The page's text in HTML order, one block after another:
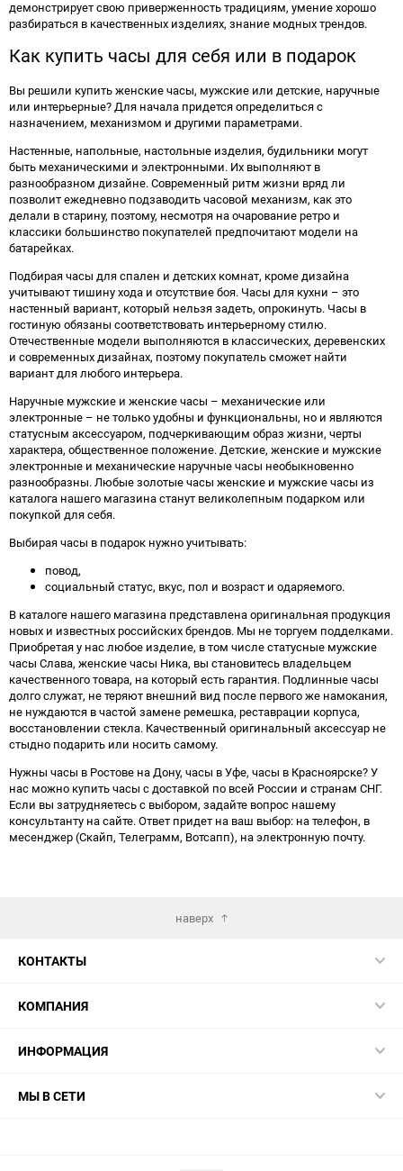
демонстрирует свою приверженность традициям, умение хорошо
разбираться в качественных изделиях, знание модных трендов.
Как купить часы для себя или в подарок
Вы решили купить женские часы, мужские или детские, наручные
или интерьерные? Для начала придется определиться с
назначением, механизмом и другими параметрами.
Настенные, напольные, настольные изделия, будильники могут
быть механическими и электронными. Их выполняют в
разнообразном дизайне. Современный ритм жизни вряд ли
позволит ежедневно подзаводить часовой механизм, как это
делали в старину, поэтому, несмотря на очарование ретро и
классики большинство покупателей предпочитают модели на
батарейках.
Подбирая часы для спален и детских комнат, кроме дизайна
учитывают тишину хода и отсутствие боя. Часы для кухни – это
настенный вариант, который нельзя задеть, опрокинуть. Часы в
гостиную обязаны соответствовать интерьерному стилю.
Отечественные модели выполняются в классических, деревенских
и современных дизайнах, поэтому покупатель сможет найти
вариант для любого интерьера.
Наручные мужские и женские часы – механические или
электронные – не только удобны и функциональны, но и являются
статусным аксессуаром, подчеркивающим образ жизни, черты
характера, общественное положение. Детские, женские и мужские
электронные и механические наручные часы необыкновенно
разнообразны. Любые золотые часы женские и мужские часы из
каталога нашего магазина станут великолепным подарком или
покупкой для себя.
Выбирая часы в подарок нужно учитывать:
повод,
социальный статус, вкус, пол и возраст и одаряемого.
В каталоге нашего магазина представлена оригинальная продукция
новых и известных российских брендов. Мы не торгуем подделками.
Приобретая у нас любое изделие, в том числе статусные мужские
часы Слава, женские часы Ника, вы становитесь владельцем
качественного товара, на который есть гарантия. Подлинные часы
долго служат, не теряют внешний вид после первого же намокания,
не нуждаются в частой замене ремешка, реставрации корпуса,
восстановлении стекла. Качественный оригинальный аксессуар не
стыдно подарить или носить самому.
Нужны часы в Ростове на Дону, часы в Уфе, часы в Красноярске? У
нас можно купить часы с доставкой по всей России и странам СНГ.
Если вы затрудняетесь с выбором, задайте вопрос нашему
консультанту на сайте. Ответ придет на ваш выбор: на телефон, в
месенджер (Скайп, Телеграмм, Вотсапп), на электронную почту.
наверх
КОНТАКТЫ
КОМПАНИЯ
ИНФОРМАЦИЯ
МЫ В СЕТИ